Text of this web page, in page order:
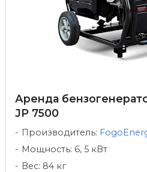
Аренда
JP 7500
Производитель:
Мощность: 6, 5 кВт
Вес: 84 кг